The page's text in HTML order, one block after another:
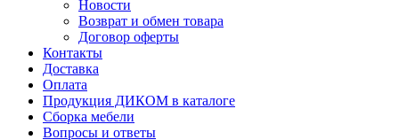
Новости
Возврат и обмен товара
Договор оферты
Контакты
Доставка
Оплата
Продукция ДИКОМ в каталоге
Сборка мебели
Вопросы и ответы